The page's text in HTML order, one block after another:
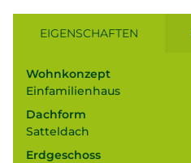
EIGENSCHAFTEN
Wohnkonzept
Einfamilienhaus
Dachform
Satteldach
Erdgeschoss